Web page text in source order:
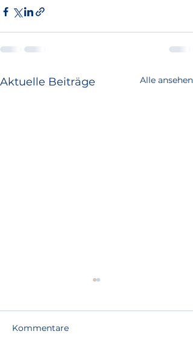
Aktuelle Beiträge Alle ansehen
Kommentare